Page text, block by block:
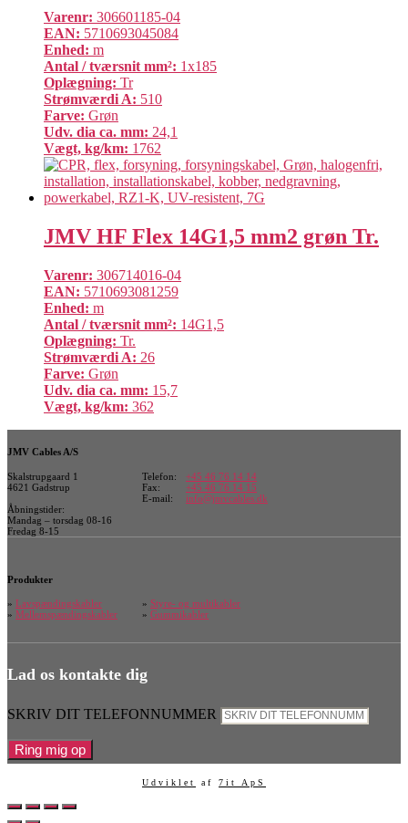
Varenr: 306601185-04
EAN: 5710693045084
Enhed: m
Antal / tværsnit mm²: 1x185
Oplægning: Tr
Strømværdi A: 510
Farve: Grøn
Udv. dia ca. mm: 24,1
Vægt, kg/km: 1762
JMV HF Flex 14G1,5 mm2 grøn Tr.
Varenr: 306714016-04
EAN: 5710693081259
Enhed: m
Antal / tværsnit mm²: 14G1,5
Oplægning: Tr.
Strømværdi A: 26
Farve: Grøn
Udv. dia ca. mm: 15,7
Vægt, kg/km: 362
JMV Cables A/S
Skalstrupgaard 1
4621 Gadstrup
Telefon:
Fax:
E-mail:
+45 46 76 14 14
+45 46 76 14 15
info@jmvcables.dk
Åbningstider:
Mandag – torsdag 08-16
Fredag 8-15
Produkter
» Lavspændingskabler
» Mellemspændingskabler
» Styre- og multikabler
» Gummikabler
Lad os kontakte dig
SKRIV DIT TELEFONNUMMER
Ring mig op
Udviklet af 7it ApS